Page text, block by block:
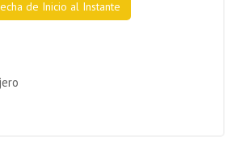
de Inicio al Instante